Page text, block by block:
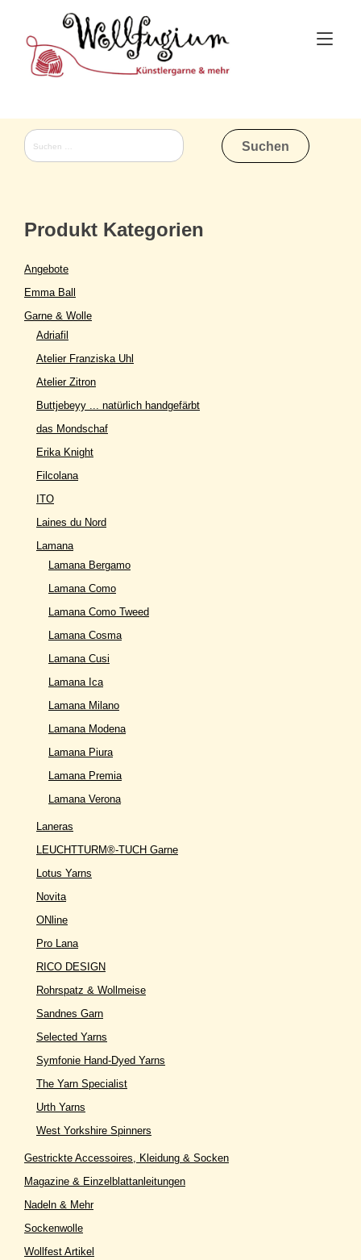
content
Suchen
nach:
Produkt Kategorien
Angebote
Emma Ball
Garne & Wolle
Adriafil
Atelier Franziska Uhl
Atelier Zitron
Buttjebeyy ... natürlich handgefärbt
das Mondschaf
Erika Knight
Filcolana
ITO
Laines du Nord
Lamana
Lamana Bergamo
Lamana Como
Lamana Como Tweed
Lamana Cosma
Lamana Cusi
Lamana Ica
Lamana Milano
Lamana Modena
Lamana Piura
Lamana Premia
Lamana Verona
Laneras
LEUCHTTURM®-TUCH Garne
Lotus Yarns
Novita
ONline
Pro Lana
RICO DESIGN
Rohrspatz & Wollmeise
Sandnes Garn
Selected Yarns
Symfonie Hand-Dyed Yarns
The Yarn Specialist
Urth Yarns
West Yorkshire Spinners
Gestrickte Accessoires, Kleidung & Socken
Magazine & Einzelblattanleitungen
Nadeln & Mehr
Sockenwolle
Wollfest Artikel